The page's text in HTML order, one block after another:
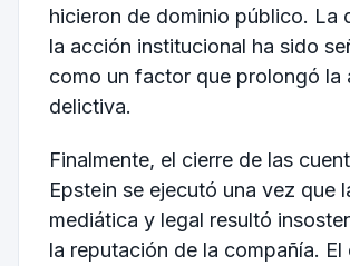
hicieron de dominio público. La
la acción institucional ha sido
como un factor que prolongó la
delictiva.
Finalmente, el cierre de las
Epstein se ejecutó una vez que
mediática y legal resultó
la reputación de la compañía. El